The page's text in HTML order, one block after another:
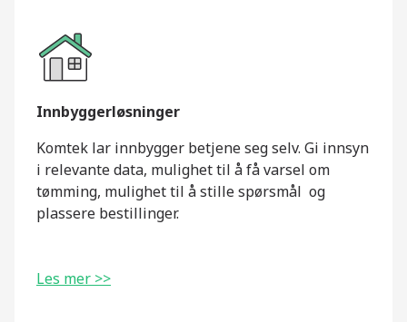
Innbyggerløsninger
Komtek lar innbygger betjene seg selv. Gi innsyn
i relevante data, mulighet til å få varsel om
tømming, mulighet til å stille spørsmål og
plassere bestillinger.
Les mer >>